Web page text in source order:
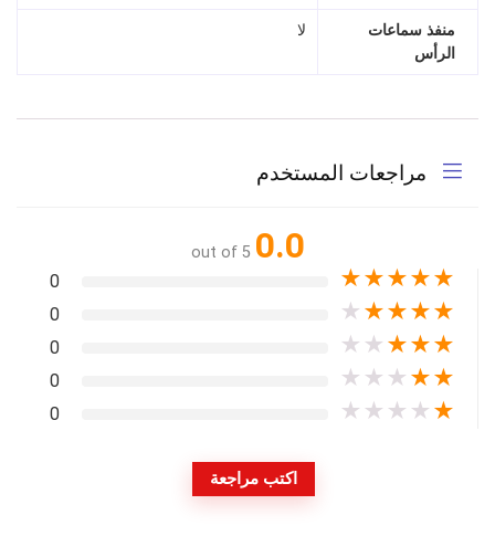
منفذ سماعات
الرأس
لا
مراجعات المستخدم
0.0
out of 5
★
★
★
★
★
0
★
★
★
★
★
0
★
★
★
★
★
0
★
★
★
★
★
0
★
★
★
★
★
0
اكتب مراجعة